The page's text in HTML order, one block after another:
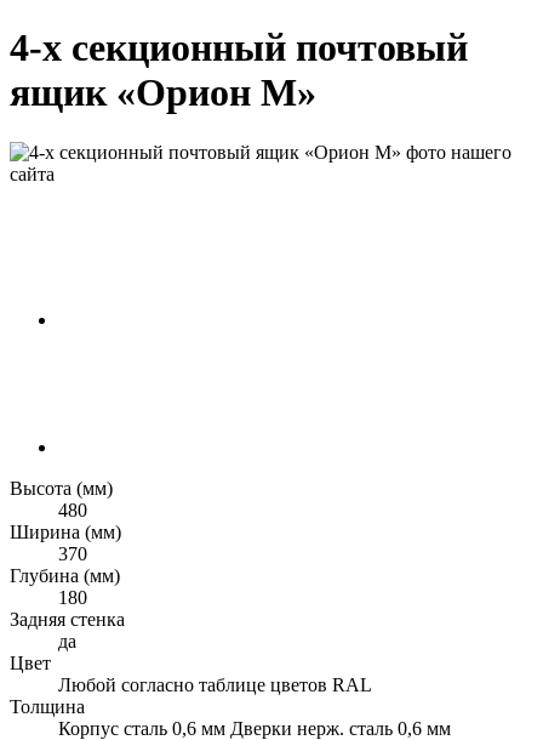
4-х секционный почтовый
ящик «Орион М»
Высота (мм)
480
Ширина (мм)
370
Глубина (мм)
180
Задняя стенка
да
Цвет
Любой согласно таблице цветов RAL
Толщина
Корпус сталь 0,6 мм Дверки нерж. сталь 0,6 мм